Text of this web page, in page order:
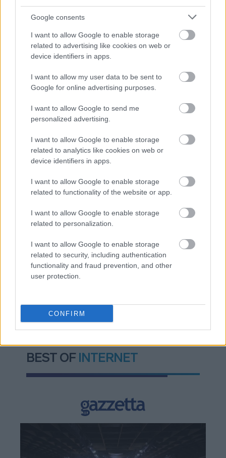
Google consents
I want to allow Google to enable storage
related to advertising like cookies on web or
device identifiers in apps.
I want to allow my user data to be sent to
Google for online advertising purposes.
I want to allow Google to send me
personalized advertising.
I want to allow Google to enable storage
related to analytics like cookies on web or
device identifiers in apps.
I want to allow Google to enable storage
related to functionality of the website or app.
I want to allow Google to enable storage
related to personalization.
I want to allow Google to enable storage
related to security, including authentication
functionality and fraud prevention, and other
user protection.
CONFIRM
Διαβάζονται αυτή τη στιγμή
Η γαλάζια «θετική ατζέντα» στο δρόμο για το
2027 - Το παράπονο της Καρυστιανού - Στον
ΣΥΡΙΖΑ μελετούν Ιστορία
Πυρόπληκτοι: Τι σημαίνουν τα «πράσινα»,
«κίτρινα» και «κόκκινα» σπίτια για τις
Ποια είναι η (κυβερνητική) λίστα με τα μεγάλα
οδικά έργα και τα εκτιμώμενα
TAGS: Κέκροψ
BEST OF INTERNET